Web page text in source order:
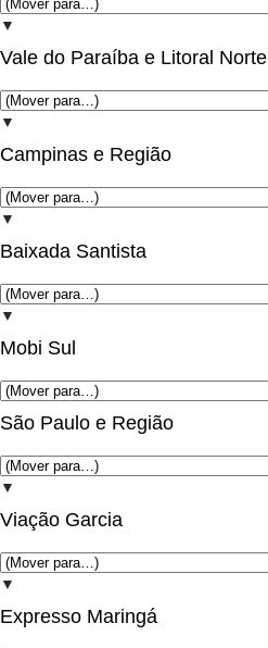
▼
Vale do Paraíba e Litoral Norte
▼
Campinas e Região
▼
Baixada Santista
▼
Mobi Sul
São Paulo e Região
▼
Viação Garcia
▼
Expresso Maringá